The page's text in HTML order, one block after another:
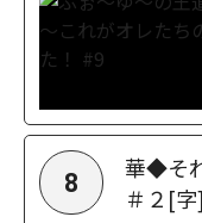
8
華◆そ
＃２[字